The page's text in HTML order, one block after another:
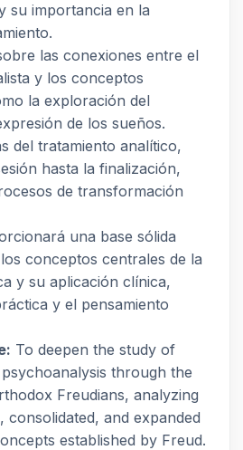
su importancia en la
las conexiones entre el
y los conceptos
la exploración del
de los sueños.
del tratamiento analítico,
hasta la finalización,
de transformación
una base sólida
conceptos centrales de la
y su aplicación clínica,
y el pensamiento
To deepen the study of
through the
Freudians, analyzing
consolidated, and expanded
established by Freud.